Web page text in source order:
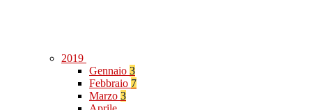
2019
Gennaio 3
Febbraio 7
Marzo 3